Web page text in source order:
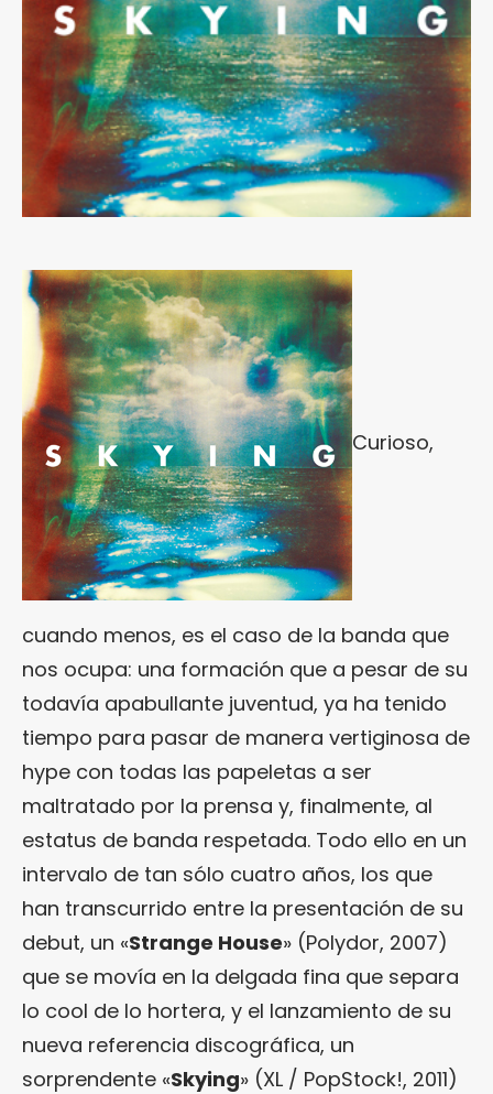
Curioso,
cuando menos, es el caso de la banda que
nos ocupa: una formación que a pesar de su
todavía apabullante juventud, ya ha tenido
tiempo para pasar de manera vertiginosa de
hype con todas las papeletas a ser
maltratado por la prensa y, finalmente, al
estatus de banda respetada. Todo ello en un
intervalo de tan sólo cuatro años, los que
han transcurrido entre la presentación de su
debut, un «Strange House» (Polydor, 2007)
que se movía en la delgada fina que separa
lo cool de lo hortera, y el lanzamiento de su
nueva referencia discográfica, un
sorprendente «Skying» (XL / PopStock!, 2011)